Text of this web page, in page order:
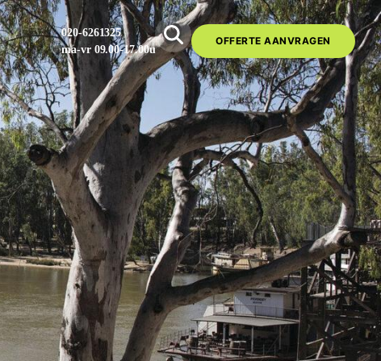
020-6261325
ma-vr 09.00-17.00u
OFFERTE AANVRAGEN